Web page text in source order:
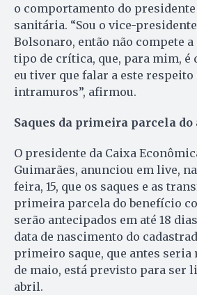
o comportamento do
sanitária. “Sou o vice-
Bolsonaro, então não compete
tipo de crítica, que, para mim, é
eu tiver que falar a este respeito
intramuros”, afirmou.
Saques da primeira parcela do
O presidente da Caixa
Guimarães, anunciou em live,
feira, 15, que os saques e as
primeira parcela do benefício
serão antecipados em até 18
data de nascimento do
primeiro saque, que antes seria
de maio, está previsto para ser
abril.